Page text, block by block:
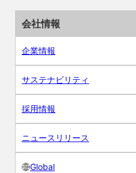
会社情報
企業情報
サステナビリティ
採用情報
ニュースリリース
Global